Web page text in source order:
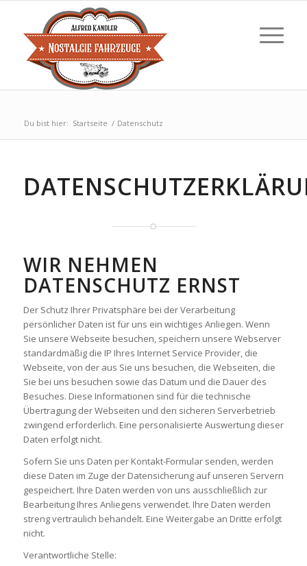
Du bist hier: Startseite / Datenschutz
WIR NEHMEN
DATENSCHUTZ ERNST
Der Schutz Ihrer Privatsphäre bei der Verarbeitung
persönlicher Daten ist für uns ein wichtiges Anliegen. Wenn
Sie unsere Webseite besuchen, speichern unsere Webserver
standardmäßig die IP Ihres Internet Service Provider, die
Webseite, von der aus Sie uns besuchen, die Webseiten, die
Sie bei uns besuchen sowie das Datum und die Dauer des
Besuches. Diese Informationen sind für die technische
Übertragung der Webseiten und den sicheren Serverbetrieb
zwingend erforderlich. Eine personalisierte Auswertung dieser
Daten erfolgt nicht.
Sofern Sie uns Daten per Kontakt-Formular senden, werden
diese Daten im Zuge der Datensicherung auf unseren Servern
gespeichert. Ihre Daten werden von uns ausschließlich zur
Bearbeitung Ihres Anliegens verwendet. Ihre Daten werden
streng vertraulich behandelt. Eine Weitergabe an Dritte erfolgt
nicht.
Verantwortliche Stelle: